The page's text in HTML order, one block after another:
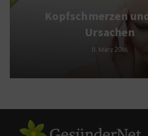
Kopfschmerzen
Ursachen
11. März 2016